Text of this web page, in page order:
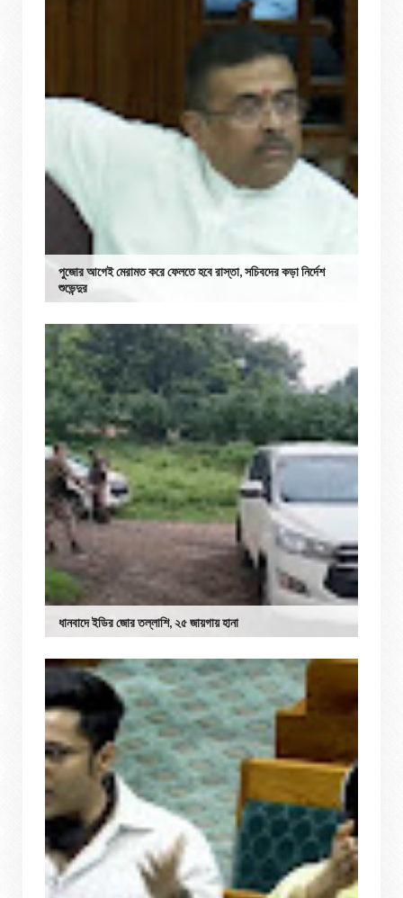
পুজোর আগেই মেরামত করে ফেলতে হবে রাস্তা, সচিবদের কড়া নির্দেশ
শুভেন্দুর
ধানবাদে ইডির জোর তল্লাশি, ২৫ জায়গায় হানা